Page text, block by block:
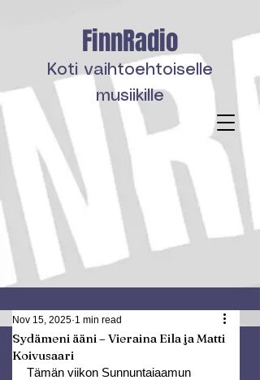
FinnRadio
Koti vaihtoehtoiselle
musiikille
Sydämeni ääni – Vieraina Eila ja Matti
Koivusaari
Nov 15, 2025 1 min read
Tämän viikon Sunnuntaiaamun